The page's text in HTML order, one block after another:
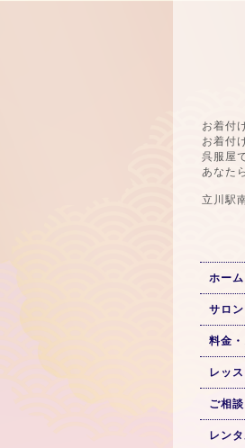
お着付
お着付
呉服屋
あなた
立川駅
ホーム
サロ
料金
レッ
ご相
レン